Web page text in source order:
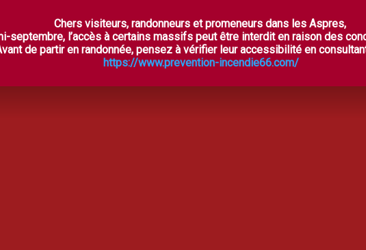
LES ASPRES SECRÈTES À VOIR, À FAIRE OÙ DORMIR
Chers visiteurs, randonneurs et promeneurs dans les Aspres,
septembre, l’accès à certains massifs peut être interdit en raison des
de partir en randonnée, pensez à vérifier leur accessibilité en
https://www.prevention-incendie66.com/